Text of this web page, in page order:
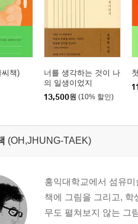
씨책)
너를 생각하는 것이 나
의 일생이었지
13,500원 (10% 할인)
(OH,JHUNG-TAEK)
홍익대학교에서 섬유
책에 그림을 그리고,
무도 펼쳐보지 않는 그